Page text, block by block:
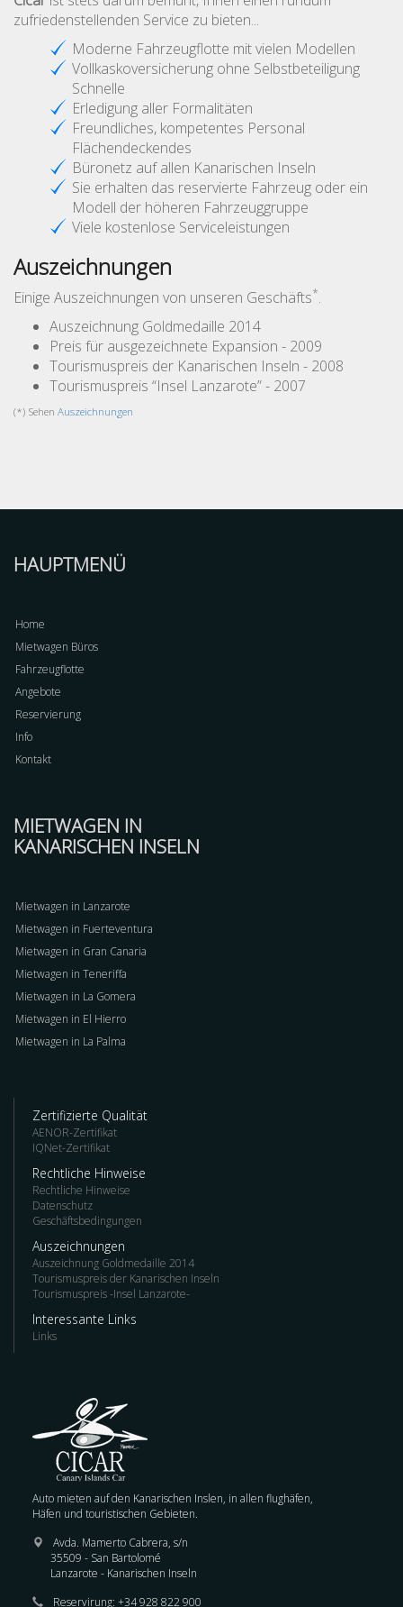
zufriedenstellenden Service zu bieten...
Moderne Fahrzeugflotte mit vielen Modellen
Vollkaskoversicherung ohne Selbstbeteiligung
Schnelle
Erledigung aller Formalitäten
Freundliches, kompetentes Personal
Flächendeckendes
Büronetz auf allen Kanarischen Inseln
Sie erhalten das reservierte Fahrzeug oder ein
Modell der höheren Fahrzeuggruppe
Viele kostenlose Serviceleistungen
Auszeichnungen
Einige Auszeichnungen von unseren Geschäfts*.
Auszeichnung Goldmedaille 2014
Preis für ausgezeichnete Expansion - 2009
Tourismuspreis der Kanarischen Inseln - 2008
Tourismuspreis “Insel Lanzarote” - 2007
(*) Sehen Auszeichnungen
HAUPTMENÜ
Home
Mietwagen Büros
Fahrzeugflotte
Angebote
Reservierung
Info
Kontakt
MIETWAGEN IN
KANARISCHEN INSELN
Mietwagen in Lanzarote
Mietwagen in Fuerteventura
Mietwagen in Gran Canaria
Mietwagen in Teneriffa
Mietwagen in La Gomera
Mietwagen in El Hierro
Mietwagen in La Palma
Zertifizierte Qualität
AENOR-Zertifikat
IQNet-Zertifikat
Rechtliche Hinweise
Rechtliche Hinweise
Datenschutz
Geschäftsbedingungen
Auszeichnungen
Auszeichnung Goldmedaille 2014
Tourismuspreis der Kanarischen Inseln
Tourismuspreis -Insel Lanzarote-
Interessante Links
Links
Auto mieten auf den Kanarischen Inslen, in allen flughäfen,
Häfen und touristischen Gebieten.
Avda. Mamerto Cabrera, s/n
35509 - San Bartolomé
Lanzarote - Kanarischen Inseln
Reservirung: +34 928 822 900